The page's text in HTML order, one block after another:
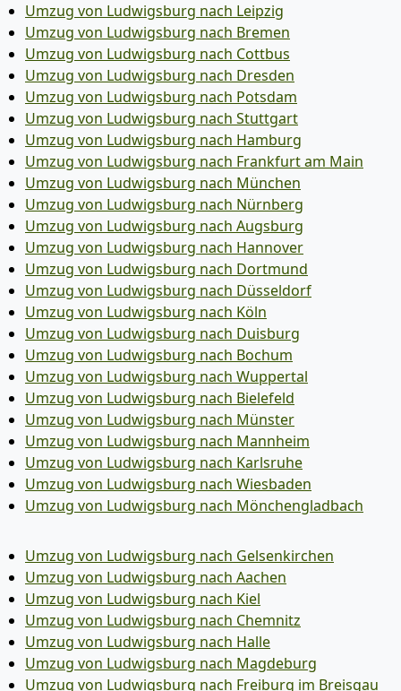
Umzug von Ludwigsburg nach Leipzig
Umzug von Ludwigsburg nach Bremen
Umzug von Ludwigsburg nach Cottbus
Umzug von Ludwigsburg nach Dresden
Umzug von Ludwigsburg nach Potsdam
Umzug von Ludwigsburg nach Stuttgart
Umzug von Ludwigsburg nach Hamburg
Umzug von Ludwigsburg nach Frankfurt am Main
Umzug von Ludwigsburg nach München
Umzug von Ludwigsburg nach Nürnberg
Umzug von Ludwigsburg nach Augsburg
Umzug von Ludwigsburg nach Hannover
Umzug von Ludwigsburg nach Dortmund
Umzug von Ludwigsburg nach Düsseldorf
Umzug von Ludwigsburg nach Köln
Umzug von Ludwigsburg nach Duisburg
Umzug von Ludwigsburg nach Bochum
Umzug von Ludwigsburg nach Wuppertal
Umzug von Ludwigsburg nach Bielefeld
Umzug von Ludwigsburg nach Münster
Umzug von Ludwigsburg nach Mannheim
Umzug von Ludwigsburg nach Karlsruhe
Umzug von Ludwigsburg nach Wiesbaden
Umzug von Ludwigsburg nach Mönchen­gladbach
Umzug von Ludwigsburg nach Gelsenkirchen
Umzug von Ludwigsburg nach Aachen
Umzug von Ludwigsburg nach Kiel
Umzug von Ludwigsburg nach Chemnitz
Umzug von Ludwigsburg nach Halle
Umzug von Ludwigsburg nach Magdeburg
Umzug von Ludwigsburg nach Freiburg im Breisgau